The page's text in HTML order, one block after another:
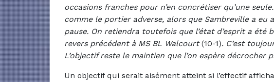
occasions franches pour n’en concrétiser qu’une
comme le portier adverse, alors que Sambreville a eu
pause. On retiendra toutefois que l’état d’esprit a été
revers précédent à MS BL Walcourt(10-1). C’est
L’objectif reste le maintien que l’on espère décrocher
Un objectif qui serait aisément atteint si l’effectif